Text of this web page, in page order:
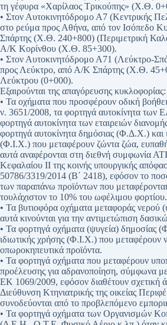
τη γέφυρα «Χαρίλαος Τρικούπης» (Χ.Θ.
• Στον Αυτοκινητόδρομο Α7 (Κεντρικής
στο ρεύμα προς Αθήνα, από τον Ισόπεδο
Σπάρτης (Χ.Θ. 240+800) (Περιμετρική
Α/Κ Κορίνθου (Χ.Θ. 85+300).
• Στον Αυτοκινητόδρομο Α71 (Λεύκτρο-
προς Λεύκτρο, από Α/Κ Σπάρτης (Χ.Θ.
Λεύκτρου (0+000).
Εξαιρούνται της απαγόρευσης κυκλοφορίας:
• Τα οχήματα που προσφέρουν οδική
ν. 3651/2008, τα φορτηγά αυτοκίνητα των
φορτηγά αυτοκίνητα των εταιρειών
φορτηγά αυτοκίνητα δημόσιας (Φ.Δ.Χ.) και
(Φ.Ι.Χ.) που μεταφέρουν ζώντα ζώα,
αυτά αναφέρονται στη διεθνή συμφωνία
Κεφαλαίου ΙΙ της κοινής υπουργικής
50786/3319/2014 (Β΄ 2418), εφόσον το
των παραπάνω προϊόντων που μεταφέρονται
τουλάχιστον το 10% του ωφέλιμου φορτίου.
• Τα βυτιοφόρα οχήματα μεταφοράς νερού
αυτά κινούνται για την αντιμετώπιση
• Τα φορτηγά οχήματα (ψυγεία) δημοσίας
ιδιωτικής χρήσης (Φ.Ι.Χ.) που μεταφέρουν
οπωροκηπευτικά προϊόντα.
• Τα φορτηγά οχήματα που μεταφέρουν
προέλευσης για αδρανοποίηση, σύμφωνα
ΕΚ 1069/2009, εφόσον διαθέτουν σχετική
Διεύθυνση Κτηνιατρικής της οικείας
συνοδεύονται από το προβλεπόμενο
• Τα φορτηγά οχήματα των Οργανισμών